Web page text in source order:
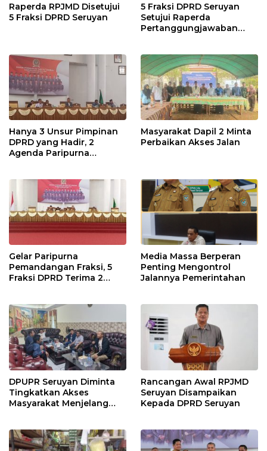
Raperda RPJMD Disetujui
5 Fraksi DPRD Seruyan
5 Fraksi DPRD Seruyan
Setujui Raperda
Pertanggungjawaban
Hanya 3 Unsur Pimpinan
DPRD yang Hadir, 2
Agenda Paripurna
Masyarakat Dapil 2 Minta
Perbaikan Akses Jalan
Gelar Paripurna
Pemandangan Fraksi, 5
Fraksi DPRD Terima 2
Media Massa Berperan
Penting Mengontrol
Jalannya Pemerintahan
DPUPR Seruyan Diminta
Tingkatkan Akses
Masyarakat Menjelang
Rancangan Awal RPJMD
Seruyan Disampaikan
Kepada DPRD Seruyan